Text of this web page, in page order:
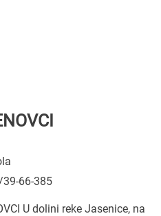
66-385
U dolini reke Jasenice, na